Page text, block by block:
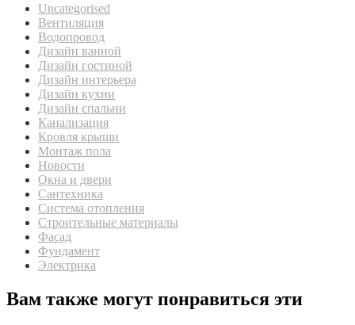
Uncategorised
Вентиляция
Водопровод
Дизайн ванной
Дизайн гостиной
Дизайн интерьера
Дизайн кухни
Дизайн спальни
Канализация
Кровля крыши
Монтаж пола
Новости
Окна и двери
Сантехника
Система отопления
Строительные материалы
Фасад
Фундамент
Электрика
Вам также могут понравиться эти